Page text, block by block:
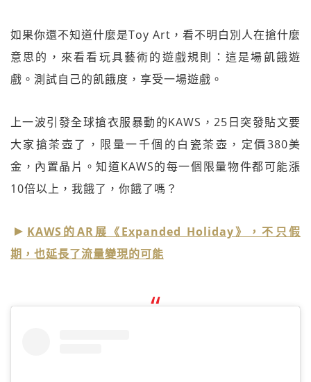
如果你還不知道什麼是Toy Art，看不明白別人在搶什麼
意思的，來看看玩具藝術的遊戲規則：這是場飢餓遊
戲。測試自己的飢餓度，享受一場遊戲。
上一波引發全球搶衣服暴動的KAWS，25日突發貼文要
大家搶茶壺了，限量一千個的白瓷茶壺，定價380美
金，內置晶片。知道KAWS的每一個限量物件都可能漲
10倍以上，我餓了，你餓了嗎？
KAWS的AR展《Expanded Holiday》，不只假
期，也延長了流量變現的可能